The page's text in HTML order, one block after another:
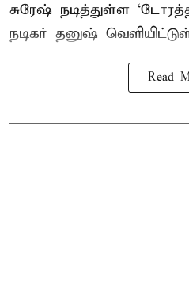
சுரேஷ் நடித்துள்ள
நடிகர் தனுஷ்
Read